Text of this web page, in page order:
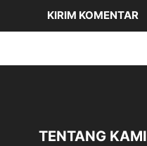
TENTANG KAMI